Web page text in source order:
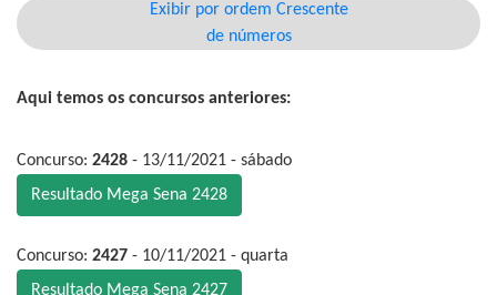
Exibir por ordem Crescente
de números
Aqui temos os concursos anteriores:
Concurso: 2428 - 13/11/2021 - sábado
Resultado Mega Sena 2428
Concurso: 2427 - 10/11/2021 - quarta
Resultado Mega Sena 2427